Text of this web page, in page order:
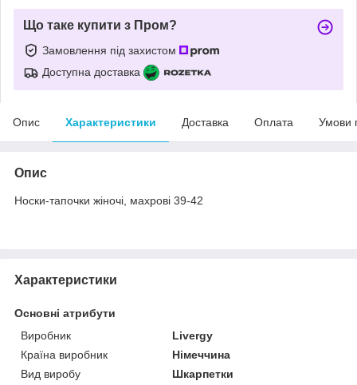
Що таке купити з Пром?
Замовлення під захистом
Доступна доставка
Опис Характеристики Доставка Оплата Умови
Опис
Носки-тапочки жіночі, махрові 39-42
Характеристики
Основні атрибути
Виробник
Livergy
Країна виробник
Німеччина
Вид виробу
Шкарпетки